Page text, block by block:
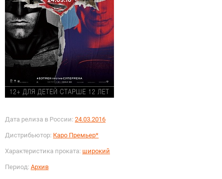
Дата релиза в России: 24.03.2016
Дистрибьютор: Каро Премьер*
Характеристика проката: широкий
Период: Архив